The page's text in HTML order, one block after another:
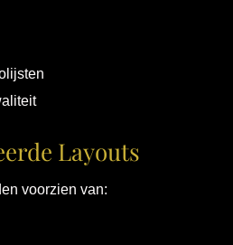
Layouts
voorzien van: